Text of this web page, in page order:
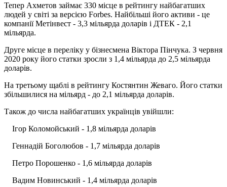
Тепер Ахметов займає 330 місце в рейтингу найбагатших
людей у світі за версією Forbes. Найбільші його активи - це
компанії Метінвест - 3,3 мільярда доларів і ДТЕК - 2,1
мільярда.
Друге місце в переліку у бізнесмена Віктора Пінчука. З червня
2020 року його статки зросли з 1,4 мільярда до 2,5 мільярда
доларів.
На третьому щаблі в рейтингу Костянтин Жеваго. Його статки
збільшилися на мільярд - до 2,1 мільярда доларів.
Також до числа найбагатших українців увійшли:
Ігор Коломойський - 1,8 мільярда доларів
Геннадій Боголюбов - 1,7 мільярда доларів
Петро Порошенко - 1,6 мільярда доларів
Вадим Новинський - 1,4 мільярда доларів